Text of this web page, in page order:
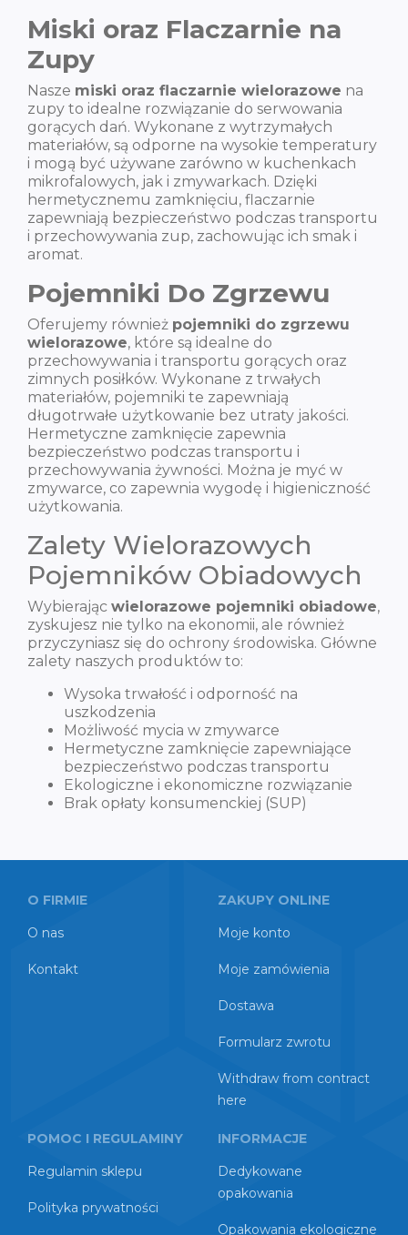
Miski oraz Flaczarnie na
Zupy
Nasze miski oraz flaczarnie wielorazowe na
zupy to idealne rozwiązanie do serwowania
gorących dań. Wykonane z wytrzymałych
materiałów, są odporne na wysokie temperatury
i mogą być używane zarówno w kuchenkach
mikrofalowych, jak i zmywarkach. Dzięki
hermetycznemu zamknięciu, flaczarnie
zapewniają bezpieczeństwo podczas transportu
i przechowywania zup, zachowując ich smak i
aromat.
Pojemniki Do Zgrzewu
Oferujemy również pojemniki do zgrzewu
wielorazowe, które są idealne do
przechowywania i transportu gorących oraz
zimnych posiłków. Wykonane z trwałych
materiałów, pojemniki te zapewniają
długotrwałe użytkowanie bez utraty jakości.
Hermetyczne zamknięcie zapewnia
bezpieczeństwo podczas transportu i
przechowywania żywności. Można je myć w
zmywarce, co zapewnia wygodę i higieniczność
użytkowania.
Zalety Wielorazowych
Pojemników Obiadowych
Wybierając wielorazowe pojemniki obiadowe,
zyskujesz nie tylko na ekonomii, ale również
przyczyniasz się do ochrony środowiska. Główne
zalety naszych produktów to:
Wysoka trwałość i odporność na
uszkodzenia
Możliwość mycia w zmywarce
Hermetyczne zamknięcie zapewniające
bezpieczeństwo podczas transportu
Ekologiczne i ekonomiczne rozwiązanie
Brak opłaty konsumenckiej (SUP)
O FIRMIE
O nas
Kontakt
ZAKUPY ONLINE
Moje konto
Moje zamówienia
Dostawa
Formularz zwrotu
Withdraw from contract
here
POMOC I REGULAMINY
Regulamin sklepu
Polityka prywatności
INFORMACJE
Dedykowane
opakowania
Opakowania ekologiczne